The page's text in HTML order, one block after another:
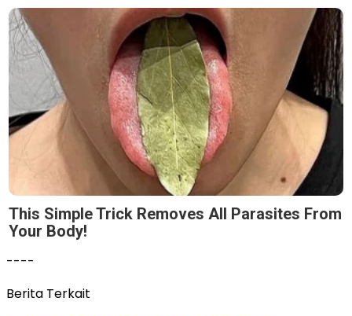
This Simple Trick Removes All Parasites From
Your Body!
----
Berita Terkait